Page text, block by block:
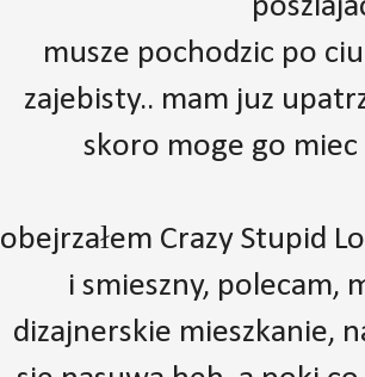
musze pochodzic po
zajebisty.. mam juz
skoro moge go
obejrzałem Crazy Stupid
i smieszny, polecam,
dizajnerskie mieszkanie,